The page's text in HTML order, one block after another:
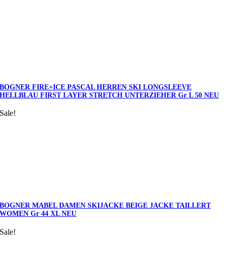
BOGNER FIRE+ICE PASCAL HERREN SKI LONGSLEEVE
HELLBLAU FIRST LAYER STRETCH UNTERZIEHER Gr L 50 NEU
Sale!
BOGNER MABEL DAMEN SKIJACKE BEIGE JACKE TAILLERT
WOMEN Gr 44 XL NEU
Sale!